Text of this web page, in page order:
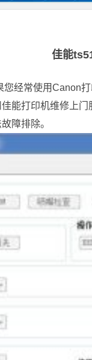
佳能
经常使用Canon
能打印机维修上
障排除。